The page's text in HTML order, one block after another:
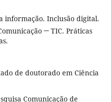
informação. Inclusão digital.
─ TIC. Práticas
de doutorado em Ciência
Comunicação de